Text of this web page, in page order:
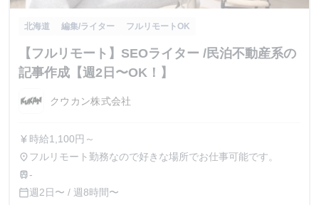
北海道 編集/ライター フルリモートOK
【フルリモート】SEOライター /民泊不動産系の
記事作成【週2日〜OK！】
クウカン株式会社
currency_yen 時給1,100円～
place フルリモート勤務なので好きな場所でお仕事可能です。
train-
calendar_today週2日〜 / 週8時間〜